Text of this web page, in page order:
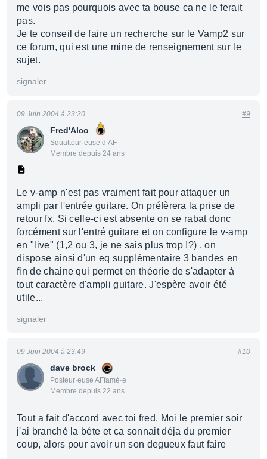
me vois pas pourquois avec ta bouse ca ne le ferait
pas.
Je te conseil de faire un recherche sur le Vamp2 sur
ce forum, qui est une mine de renseignement sur le
sujet.
signaler
Fred'Alco
Squatteur·euse d’AF
Membre depuis 24 ans
09 Juin 2004 à 23:20 #9
Le v-amp n'est pas vraiment fait pour attaquer un
ampli par l'entrée guitare. On préfèrera la prise de
retour fx. Si celle-ci est absente on se rabat donc
forcément sur l'entré guitare et on configure le v-amp
en "live" (1,2 ou 3, je ne sais plus trop !?) , on
dispose ainsi d'un eq supplémentaire 3 bandes en
fin de chaine qui permet en théorie de s'adapter à
tout caractère d'ampli guitare. J'espère avoir été
utile...
signaler
dave brock
Posteur·euse AFfamé·e
Membre depuis 22 ans
09 Juin 2004 à 23:49 #10
Tout a fait d'accord avec toi fred. Moi le premier soir
j'ai branché la béte et ca sonnait déja du premier
coup, alors pour avoir un son degueux faut faire